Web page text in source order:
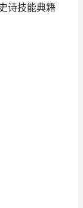
诗技能典籍